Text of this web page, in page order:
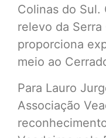
Colinas do Sul.
relevo da Serra
proporciona
meio ao
Para Lauro
Associação